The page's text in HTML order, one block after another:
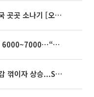
35도 안팎 무더위 이어져…전국 곳곳 소나기 [오늘 날씨]
[주간증시전망] 다음주 코스피 6000~7000⋯“外人 수급은 정책이 변수”
뉴욕증시, 연준 금리인상 기대감 꺾이자 상승...S&P500 사상 최고치 [종합]